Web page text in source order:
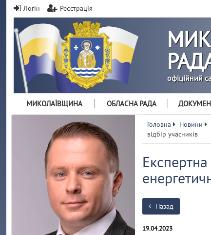
Логін Реєстрація
офіційний
МИКОЛАЇВЩИНА ОБЛАСНА РАДА
Головна Новини
відбір учасників
Назад
19.04.2023